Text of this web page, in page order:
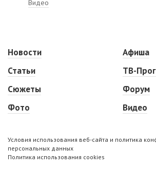
Видео
Новости
Статьи
Сюжеты
Фото
Афиша
ТВ-
Форум
Видео
Условия использования веб-сайта и политика
персональных данных
Политика использования cookies